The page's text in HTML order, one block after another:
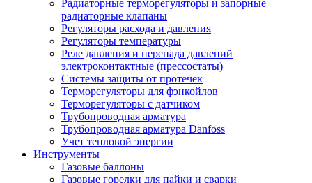
Радиаторные терморегуляторы и запорные
радиаторные клапаны
Регуляторы расхода и давления
Регуляторы температуры
Реле давления и перепада давлений
электроконтактные (прессостаты)
Системы защиты от протечек
Терморегуляторы для фэнкойлов
Терморегуляторы с датчиком
Трубопроводная арматура
Трубопроводная арматура Danfoss
Учет тепловой энергии
Инструменты
Газовые баллоны
Газовые горелки для пайки и сварки